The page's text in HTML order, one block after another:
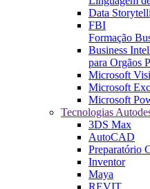
Data
FBI
Formação
Business
para Orgãos
Microsoft
Microsoft
Microsoft
Tecnologias
3DS Max
AutoCAD
Preparatório
Inventor
Maya
REVIT